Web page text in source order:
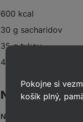
600 kcal
30 g sacharidov
35 g tukov
45 g bielkovín
Na 1 porciu
Na nátierku:
Pokojne si
košík plný,